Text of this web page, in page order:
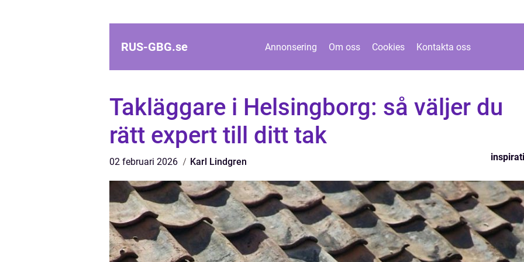
RUS-GBG.se Annonsering Om oss Cookies Kontakta oss
Takläggare i Helsingborg: så väljer du
rätt expert till ditt tak
02 februari 2026 Karl Lindgren